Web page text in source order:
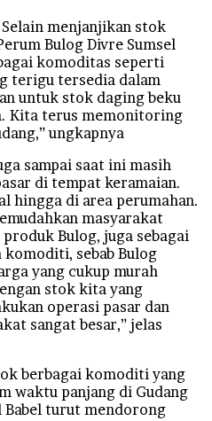
menjanjikan stok
Bulog Divre Sumsel
komoditas seperti
terigu tersedia dalam
untuk stok daging beku
Kita terus memonitoring
ungkapnya
sampai saat ini masih
di tempat keramaian.
hingga di area perumahan.
masyarakat
Bulog, juga sebagai
sebab Bulog
yang cukup murah
stok kita yang
operasi pasar dan
sangat besar,” jelas
berbagai komoditi yang
waktu panjang di Gudang
Babel turut mendorong